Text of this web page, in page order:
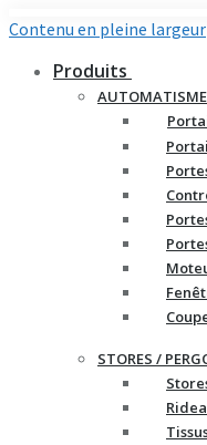
Contenu en pleine largeur
Produits
STORES /